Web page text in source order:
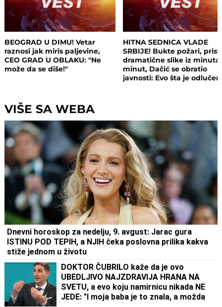
BEOGRAD U DIMU! Vetar
raznosi jak miris paljevine,
CEO GRAD U OBLAKU: "Ne
može da se diše!"
HITNA SEDNICA VLADE
SRBIJE! Bukte požari,
dramatične slike iz minuta
minut, Dačić se obratio
javnosti: Evo šta je
VIŠE SA WEBA
Dnevni horoskop za nedelju, 9. avgust: Jarac gura
ISTINU POD TEPIH, a NJIH čeka poslovna prilika kakva
stiže jednom u životu
DOKTOR ČUBRILO kaže da je ovo
UBEDLJIVO NAJZDRAVIJA HRANA NA
SVETU, a evo koju namirnicu nikada NE
JEDE: "I moja baba je to znala, a možda